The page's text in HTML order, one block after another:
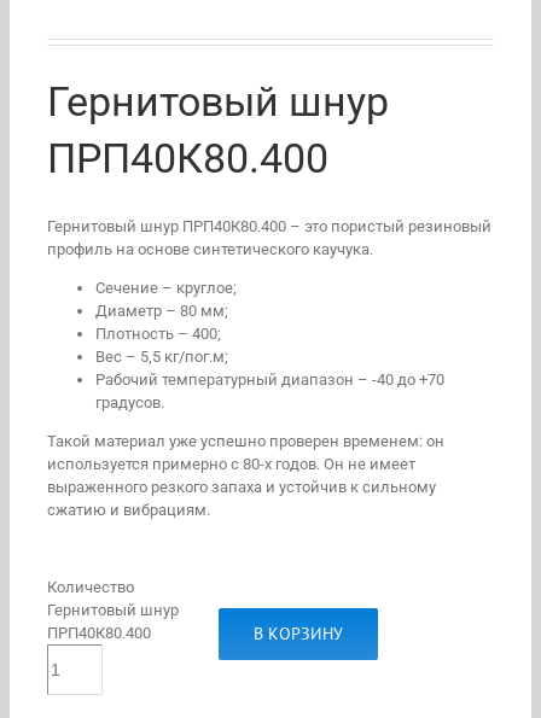
Гернитовый шнур
ПРП40К80.400
Гернитовый шнур ПРП40К80.400 – это пористый резиновый
профиль на основе синтетического каучука.
Сечение – круглое;
Диаметр – 80 мм;
Плотность – 400;
Вес – 5,5 кг/пог.м;
Рабочий температурный диапазон – -40 до +70
градусов.
Такой материал уже успешно проверен временем: он
используется примерно с 80-х годов. Он не имеет
выраженного резкого запаха и устойчив к сильному
сжатию и вибрациям.
Количество
Гернитовый шнур
ПРП40К80.400
В КОРЗИНУ